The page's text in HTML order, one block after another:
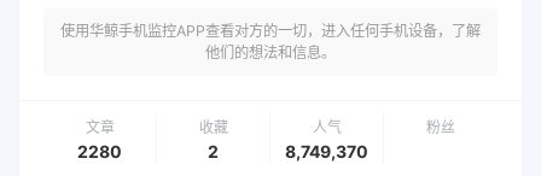
使用华鲸手机监控APP查看对方的一切，进入任何手机设备，了解
他们的想法和信息。
文章
2280
收藏
2
人气
8,749,370
粉丝